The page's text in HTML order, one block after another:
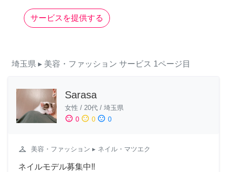
サービスを提供する
埼玉県 ▸ 美容・ファッション サービス 1ページ目
Sarasa
女性 / 20代 / 埼玉県
sentiment_satisfied 0 sentiment_neutral 0 sentiment_dissatisfied 0
checkroom 美容・ファッション ▸ ネイル・マツエク
ネイルモデル募集中‼️